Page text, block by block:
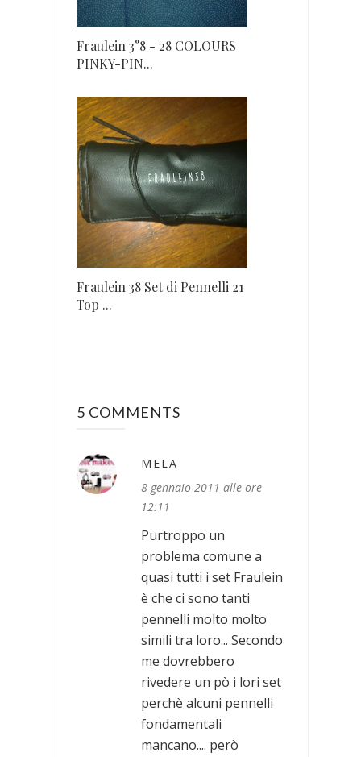
Fraulein 3°8 - 28 COLOURS
PINKY-PIN...
Fraulein 38 Set di Pennelli 21
Top ...
5 COMMENTS
MELA
8 gennaio 2011 alle ore
12:11
Purtroppo un
problema comune a
quasi tutti i set Fraulein
è che ci sono tanti
pennelli molto molto
simili tra loro... Secondo
me dovrebbero
rivedere un pò i lori set
perchè alcuni pennelli
fondamentali
mancano.... però